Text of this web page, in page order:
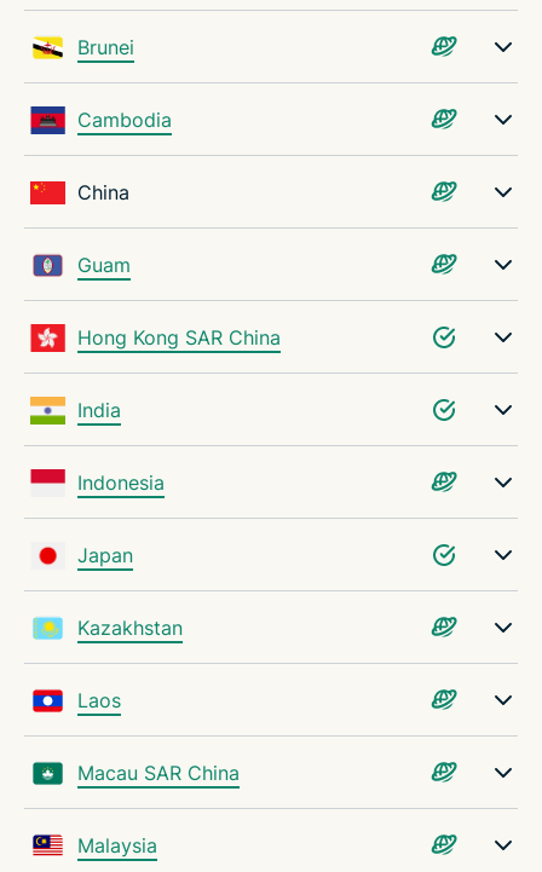
Brunei
Cambodia
China
Guam
Hong Kong SAR China
India
Indonesia
Japan
Kazakhstan
Laos
Macau SAR China
Malaysia